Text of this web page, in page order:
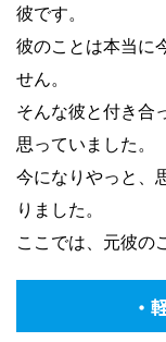
彼です。
彼のことは本当に
せん。
そんな彼と付き合
思っていました。
今になりやっと、
りました。
ここでは、元彼の
・